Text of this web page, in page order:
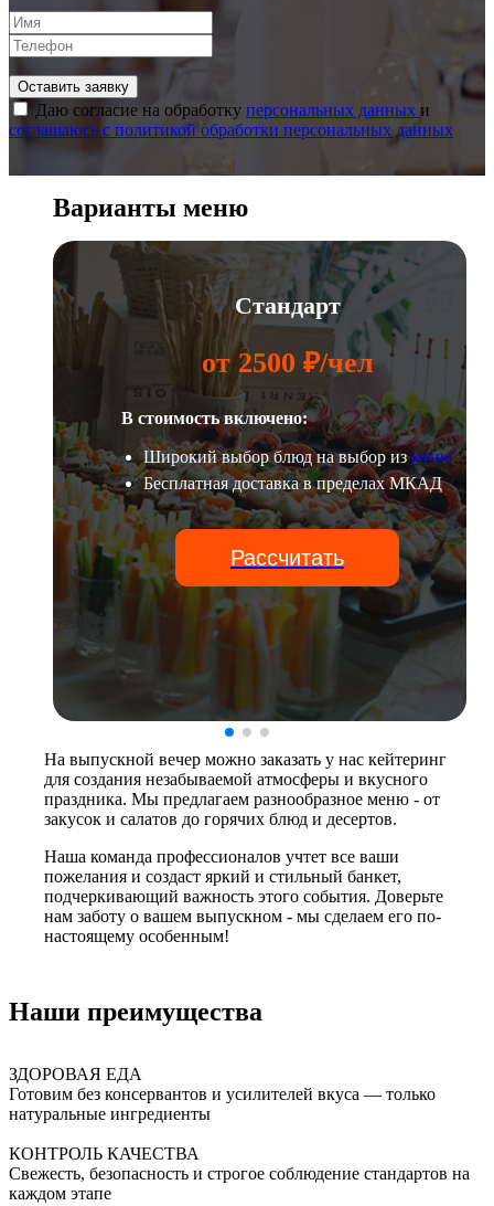
Оставить заявку
Даю согласие на обработку персональных данных и
соглашаюсь с политикой обработки персональных данных
Варианты меню
Стандарт
от 2500 ₽/чел
В стоимость включено:
Широкий выбор блюд на выбор из меню
Бесплатная доставка в пределах МКАД
Рассчитать
На выпускной вечер можно заказать у нас кейтеринг
для создания незабываемой атмосферы и вкусного
праздника. Мы предлагаем разнообразное меню - от
закусок и салатов до горячих блюд и десертов.
Наша команда профессионалов учтет все ваши
пожелания и создаст яркий и стильный банкет,
подчеркивающий важность этого события. Доверьте
нам заботу о вашем выпускном - мы сделаем его по-
настоящему особенным!
Наши преимущества
ЗДОРОВАЯ ЕДА
Готовим без консервантов и усилителей вкуса — только
натуральные ингредиенты
КОНТРОЛЬ КАЧЕСТВА
Свежесть, безопасность и строгое соблюдение стандартов на
каждом этапе